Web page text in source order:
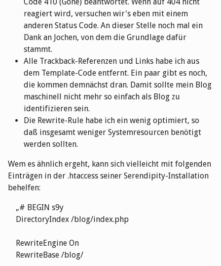
reagiert wird, versuchen wir's eben mit einem
anderen Status Code. An dieser Stelle noch mal ein
Dank an Jochen, von dem die Grundlage dafür
stammt.
Alle Trackback-Referenzen und Links habe ich aus
dem Template-Code entfernt. Ein paar gibt es noch,
die kommen demnächst dran. Damit sollte mein Blog
maschinell nicht mehr so einfach als Blog zu
identifizieren sein.
Die Rewrite-Rule habe ich ein wenig optimiert, so
daß insgesamt weniger Systemresourcen benötigt
werden sollten.
Wem es ähnlich ergeht, kann sich vielleicht mit folgenden
Einträgen in der .htaccess seiner Serendipity-Installation
behelfen:
# BEGIN s9y
DirectoryIndex /blog/index.php
RewriteEngine On
RewriteBase /blog/